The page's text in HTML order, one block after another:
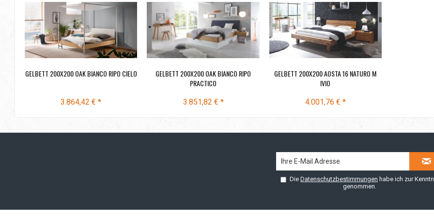
GELBETT 200X200 OAK BIANCO RIPO CIELO
3.864,42 € *
GELBETT 200X200 OAK BIANCO RIPO
PRACTICO
3.851,82 € *
GELBETT 200X200 AOSTA 16 NATURO M
IVIO
4.001,76 € *
Die Datenschutzbestimmungen habe ich zur
genommen.